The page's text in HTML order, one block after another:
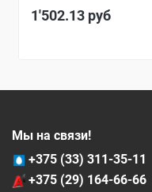
1'502.13 руб
Мы на связи!
+375 (33) 311-35-11
+375 (29) 164-66-66